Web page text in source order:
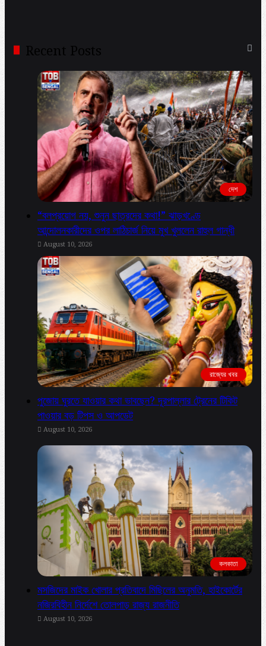
Recent Posts
দেশ
“বলপ্রয়োগ নয়, শুনুন ছাত্রদের কথা!” ঝাড়খণ্ডে
আন্দোলনকারীদের ওপর লাঠিচার্জ নিয়ে মুখ খুললেন রাহুল গান্ধী
August 10, 2026
রাজ্যের খবর
পুজোয় ঘুরতে যাওয়ার কথা ভাবছেন? দূরপাল্লার ট্রেনের টিকিট
পাওয়ার বড় টিপস ও আপডেট
August 10, 2026
কলকাতা
মসজিদের মাইক খোলার প্রতিবাদে মিছিলের অনুমতি, হাইকোর্টের
নজিরবিহীন নির্দেশে তোলপাড় রাজ্য রাজনীতি
August 10, 2026